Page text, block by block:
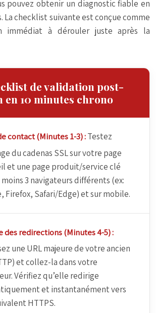
pouvez obtenir un diagnostic fiable en
La checklist suivante est conçue comme
immédiat à dérouler juste après la
de validation post-
10 minutes chrono
contact (Minutes 1-3) :Testez
du cadenas SSL sur votre page
et une page produit/service clé
moins 3 navigateurs différents (ex:
Firefox, Safari/Edge) et sur mobile.
des redirections (Minutes 4-5) :
une URL majeure de votre ancien
et collez-la dans votre
Vérifiez qu’elle redirige
et instantanément vers
HTTPS.